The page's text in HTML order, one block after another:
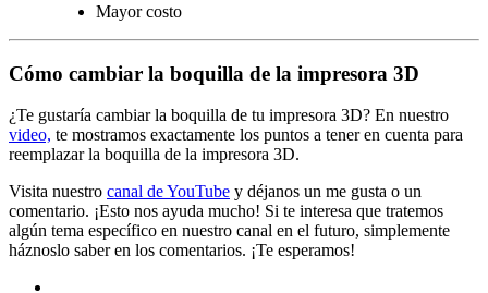
Mayor costo
Cómo cambiar la boquilla de la impresora 3D
¿Te gustaría cambiar la boquilla de tu impresora 3D? En nuestro
video, te mostramos exactamente los puntos a tener en cuenta para
reemplazar la boquilla de la impresora 3D.
Visita nuestro canal de YouTube y déjanos un me gusta o un
comentario. ¡Esto nos ayuda mucho! Si te interesa que tratemos
algún tema específico en nuestro canal en el futuro, simplemente
háznoslo saber en los comentarios. ¡Te esperamos!